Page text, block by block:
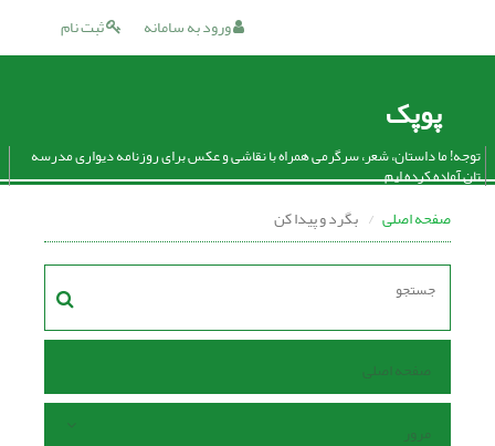
ثبت نام ورود به سامانه
پوپک
توجه! ما داستان، شعر، سرگرمی همراه با نقاشی و عکس برای روزنامه دیواری مدرسه
تان آماده کرده ایم.
صفحه اصلی بگرد و پیدا کن
صفحه اصلی
مرور